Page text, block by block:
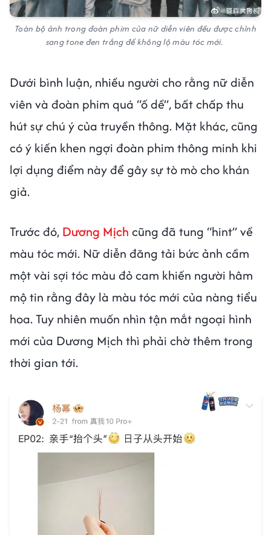
Toàn bộ ảnh trong đoàn phim của nữ diễn viên đều được chỉnh
sang tone đen trắng để không lộ màu tóc mới.
Dưới bình luận, nhiều người cho rằng nữ diễn
viên và đoàn phim quá “ố dề”, bất chấp thu
hút sự chú ý của truyền thông. Mặt khác, cũng
có ý kiến khen ngợi đoàn phim thông minh khi
lợi dụng điểm này để gây sự tò mò cho khán
giả.
Trước đó, Dương Mịch cũng đã tung “hint” về
màu tóc mới. Nữ diễn đăng tải bức ảnh cầm
một vài sợi tóc màu đỏ cam khiến người hâm
mộ tin rằng đây là màu tóc mới của nàng tiểu
hoa. Tuy nhiên muốn nhìn tận mắt ngoại hình
mới của Dương Mịch thì phải chờ thêm trong
thời gian tới.